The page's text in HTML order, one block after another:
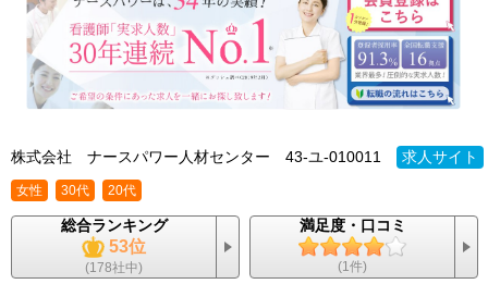
株式会社 ナースパワー人材センター 43-ユ-010011 求人サイト
女性 30代 20代
総合ランキング
53位
(178社中)
満足度・口コミ
(1件)